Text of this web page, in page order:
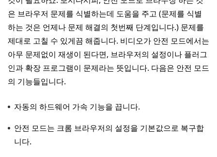
은 브라우저 문제를 식별하는데 도움을 주고 (문제를 식별
하는 것은 언제나 문제 해결의 첫번째 단계입니다.) 문제를
제대로 고칠 수 있게끔 해줍니다. 비디오가 안전 모드에서는
아무 문제없이 재생이 된다면, 브라우저의 설정이나 플러그
인과 확장 프로그램이 문제라는 뜻입니다. 다음은 안전 모드
의 기능들입니다.
자동의 하드웨어 가속 기능을 끕니다.
안전 모드는 크롬 브라우저의 설정을 기본값으로 복구합
니다.